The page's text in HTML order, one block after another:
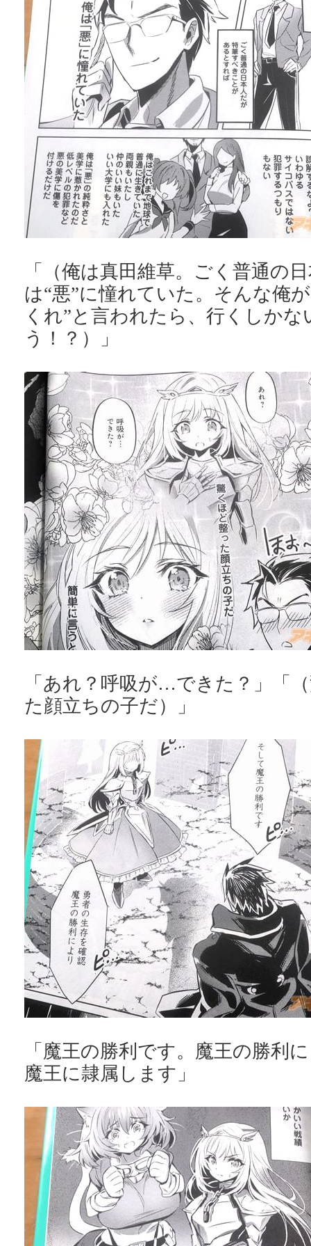
「（俺は真田維草。ごく普通の
は“悪”に憧れていた。そんな俺
くれ”と言われたら、行くしかな
う！？）」
「あれ？呼吸が…できた？」「
た顔立ちの子だ）」
「魔王の勝利です。魔王の勝利
魔王に隷属します」